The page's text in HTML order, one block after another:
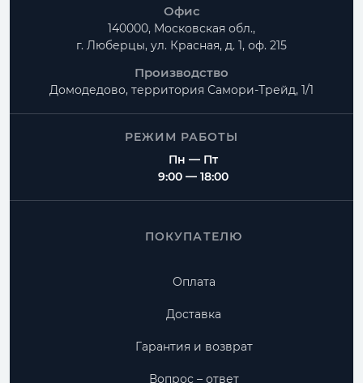
Офис
140000, Московская обл.,
г. Люберцы, ул. Красная, д. 1, оф. 215
Производство
Домодедово, территория Самори-Трейд, 1/1
РЕЖИМ РАБОТЫ
Пн — Пт
9:00 — 18:00
ПОКУПАТЕЛЮ
Оплата
Доставка
Гарантия и возврат
Вопрос – ответ